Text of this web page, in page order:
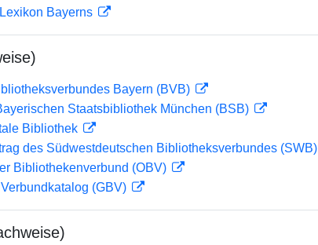
Bayerns
Bayern (BVB)
Staatsbibliothek München (BSB)
Bibliothek
des Südwestdeutschen Bibliotheksverbundes (SWB)
Bibliothekenverbund (OBV)
(GBV)